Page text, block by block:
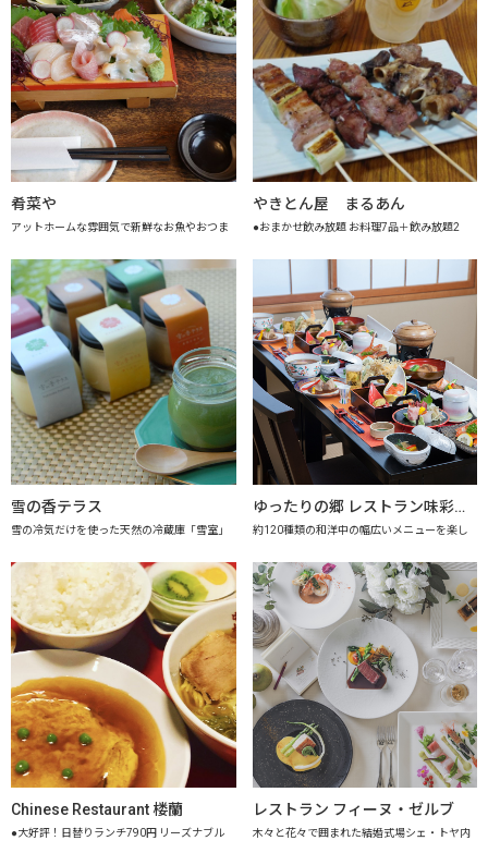
肴菜や
アットホームな雰囲気で新鮮なお魚やおつま
やきとん屋 まるあん
●おまかせ飲み放題 お料理7品＋飲み放題2
雪の香テラス
雪の冷気だけを使った天然の冷蔵庫「雪室」
ゆったりの郷 レストラン味彩 【上越市地産地消推進の店認定店】
約120種類の和洋中の幅広いメニューを楽し
Chinese Restaurant 楼蘭
●大好評！日替りランチ790円 リーズナブル
レストラン フィーヌ・ゼルブ
木々と花々で囲まれた結婚式場シェ・トヤ内